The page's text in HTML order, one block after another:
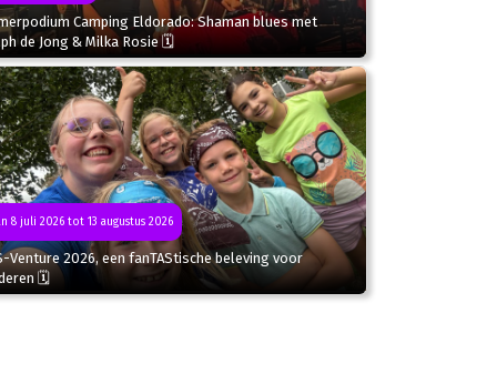
Camping Eldorado: Shaman blues met
de Jong & Milka Rosie 🗓
8 juli 2026 tot 13 augustus 2026
Venture 2026, een fanTAStische beleving voor
🗓